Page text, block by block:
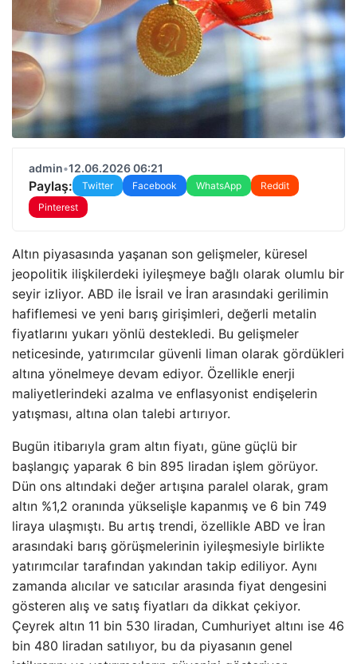
admin•12.06.2026 06:21
Paylaş: Twitter Facebook WhatsApp
Reddit
Pinterest
Altın piyasasında yaşanan son gelişmeler, küresel
jeopolitik ilişkilerdeki iyileşmeye bağlı olarak olumlu bir
seyir izliyor. ABD ile İsrail ve İran arasındaki gerilimin
hafiflemesi ve yeni barış girişimleri, değerli metalin
fiyatlarını yukarı yönlü destekledi. Bu gelişmeler
neticesinde, yatırımcılar güvenli liman olarak gördükleri
altına yönelmeye devam ediyor. Özellikle enerji
maliyetlerindeki azalma ve enflasyonist endişelerin
yatışması, altına olan talebi artırıyor.
Bugün itibarıyla gram altın fiyatı, güne güçlü bir
başlangıç yaparak 6 bin 895 liradan işlem görüyor.
Dün ons altındaki değer artışına paralel olarak, gram
altın %1,2 oranında yükselişle kapanmış ve 6 bin 749
liraya ulaşmıştı. Bu artış trendi, özellikle ABD ve İran
arasındaki barış görüşmelerinin iyileşmesiyle birlikte
yatırımcılar tarafından yakından takip ediliyor. Aynı
zamanda alıcılar ve satıcılar arasında fiyat dengesini
gösteren alış ve satış fiyatları da dikkat çekiyor.
Çeyrek altın 11 bin 530 liradan, Cumhuriyet altını ise 46
bin 480 liradan satılıyor, bu da piyasanın genel